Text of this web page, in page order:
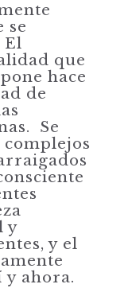
se
El
que
hace
de
Se
complejos
y
y el
y ahora.